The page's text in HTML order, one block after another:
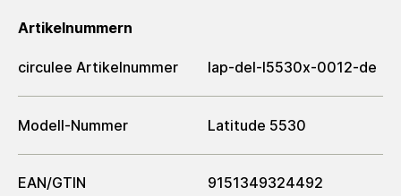
Artikelnummern
circulee Artikelnummer lap-del-l5530x-0012-de
Modell-Nummer Latitude 5530
EAN/GTIN 9151349324492